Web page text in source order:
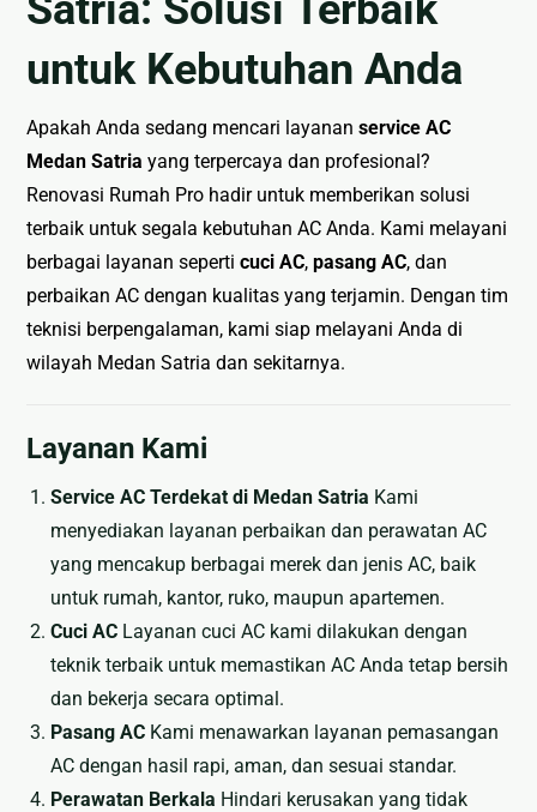
🏚
Atap
Bangunan
Eksterior
🛡 Kanopi,
Pagar &
Tralis
🪟
Alumunium
Kaca
Box
🏷 Papan
Nama
untuk Kebutuhan Anda
Apakah Anda sedang mencari layananservice AC
Medan Satria yang terpercaya dan profesional?
Renovasi Rumah Pro hadir untuk memberikan solusi
terbaik untuk segala kebutuhan AC Anda. Kami melayani
berbagai layanan seperticuci AC,pasang AC, dan
perbaikan AC dengan kualitas yang terjamin. Dengan tim
teknisi berpengalaman, kami siap melayani Anda di
wilayah Medan Satria dan sekitarnya.
Layanan Kami
Service AC Terdekat di Medan Satria Kami
menyediakan layanan perbaikan dan perawatan AC
yang mencakup berbagai merek dan jenis AC, baik
untuk rumah, kantor, ruko, maupun apartemen.
Cuci AC Layanan cuci AC kami dilakukan dengan
teknik terbaik untuk memastikan AC Anda tetap bersih
dan bekerja secara optimal.
Pasang AC Kami menawarkan layanan pemasangan
AC dengan hasil rapi, aman, dan sesuai standar.
Perawatan Berkala Hindari kerusakan yang tidak